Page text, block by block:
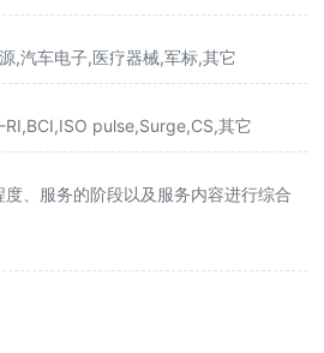
,汽车电子,医疗器械,军标,其它
RI,BCI,ISO pulse,Surge,CS,其它
、服务的阶段以及服务内容进行综合